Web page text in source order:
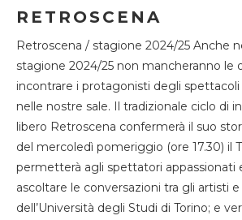
RETROSCENA
Retroscena / stagione 2024/25 Anche
stagione 2024/25 non mancheranno le
incontrare i protagonisti degli
nelle nostre sale. Il tradizionale ciclo di
libero Retroscena confermerà il suo
del mercoledì pomeriggio (ore 17.30) il
permetterà agli spettatori appassionati
ascoltare le conversazioni tra gli artisti
dell’Università degli Studi di Torino; e